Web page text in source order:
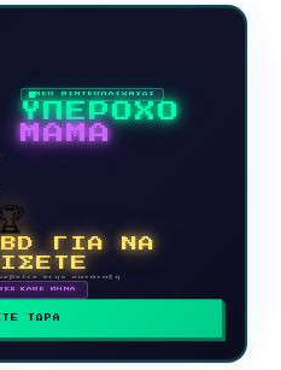
ΝΕΟ ΒΙΝΤΕΟΠΑΙΧΝΙΔΙ
ΥΠΕΡΟΧΟ
ΜΑΜΑ
ΓΙΑ ΝΑ
στην κατάταξη
ΚΑΘΕ ΜΗΝΑ
ΤΩΡΑ